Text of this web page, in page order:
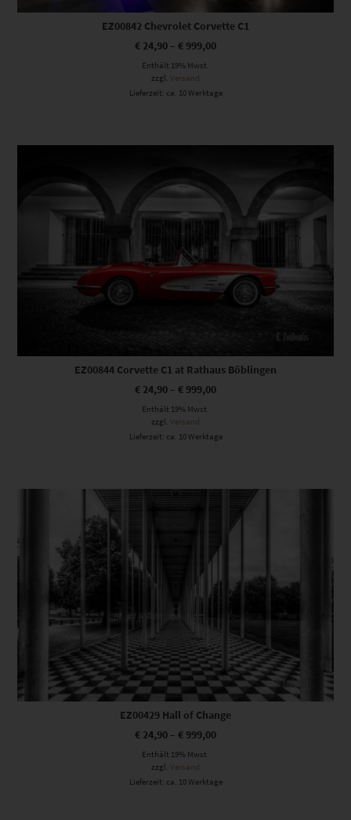
EZ00842 Chevrolet Corvette C1
€ 24,90 – € 999,00
Enthält 19% Mwst.
zzgl. Versand
Lieferzeit: ca. 10 Werktage
Dieses Produkt weist mehrere Varianten auf. Die Optionen können auf der Produktseite gewählt werden
EZ00844 Corvette C1 at Rathaus Böblingen
€ 24,90 – € 999,00
Enthält 19% Mwst.
zzgl.
Versand
Lieferzeit: ca. 10 Werktage
Dieses Produkt weist mehrere Varianten auf. Die Optionen können auf der Produktseite gewählt werden
EZ00429 Hall of Change
€ 24,90 – € 999,00
Enthält 19% Mwst.
zzgl. Versand
Lieferzeit: ca. 10 Werktage